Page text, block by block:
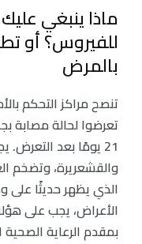
ماذا ينبغي
للفيروس؟ أو
بالمرض
تنصح مراكز التحكم
تعرضوا لحالة مصابة
21 يومًا بعد
والقشعريرة، وتضخم
الذي يظهر حديثًا
الأعراض، يجب على
بمقدم الرعاية